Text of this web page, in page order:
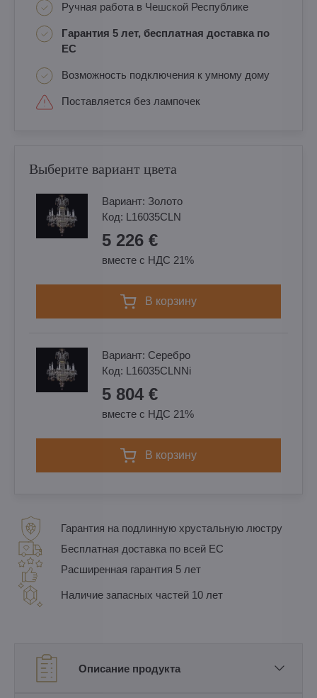
Ручная работа в Чешской Республике
Гарантия 5 лет, бесплатная доставка по
ЕС
Возможность подключения к умному дому
Поставляется без лампочек
Выберите вариант цвета
Вариант: Золотo
Код: L16035CLN
5 226 €
вместе с НДС 21%
в корзину
Вариант: Cеребро
Код: L16035CLNNi
5 804 €
вместе с НДС 21%
в корзину
Гарантия на подлинную хрустальную люстру
Бесплатная доставка по всей ЕС
Расширенная гарантия 5 лет
Наличие запасных частей 10 лет
Описание продукта